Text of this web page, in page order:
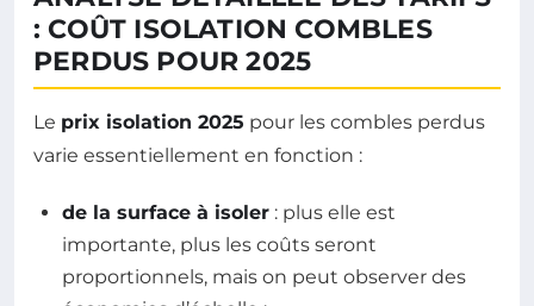
: COÛT ISOLATION COMBLES
PERDUS POUR 2025
Le prix isolation 2025 pour les combles perdus
varie essentiellement en fonction :
de la surface à isoler : plus elle est
importante, plus les coûts seront
proportionnels, mais on peut observer des